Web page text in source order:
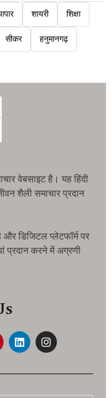
शायरी शिक्षा
सीकर हनुमानगढ़
वेबसाइट है। यह हिंदी
शैली समाचार प्रदान
और डिजिटल प्लेटफॉर्म पर
प्रदान करने में अग्रणी